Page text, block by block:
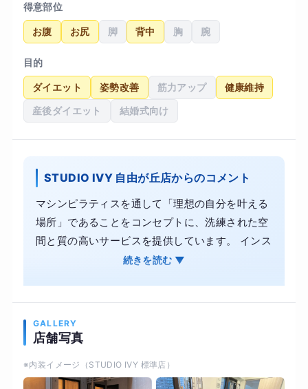
得意部位
お腹 お尻 脚 背中 胸 腕
目的
ダイエット 姿勢改善 筋力アップ 健康維持
産後ダイエット 結婚式向け
STUDIO IVY 自由が丘店からのコメント
マシンピラティスを通して「理想の自分を叶える
場所」であることをコンセプトに、洗練された空
間と質の高いサービスを提供しています。 インス
トラクターとのマンツーマンレッスンだからこ
理想のボディラインを実現！ピラティスマシン
ンナーマッスルに的確にアプローチ。 ・肩こりや
続きを読む ▼
GALLERY
店舗写真
※内装イメージ（STUDIO IVY 標準店）